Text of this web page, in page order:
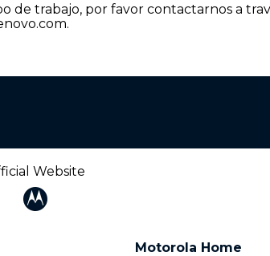
de trabajo, por favor contactarnos a
.
Website
Motorola Home